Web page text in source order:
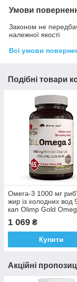
Умови
Законом не
належної якості
Всі умови
Подібні товари
Омега-3 1000 мг
жир із холодних вод
кап Olimp Gold
1000 mg Польща
з ЄС
1 069 ₴
Купити
Акційні